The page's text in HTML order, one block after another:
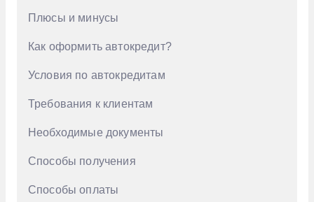
GAC
Geely
Genesis
Haval
Плюсы и минусы
Как оформить автокредит?
Условия по автокредитам
Требования к клиентам
Необходимые документы
Способы получения
Способы оплаты